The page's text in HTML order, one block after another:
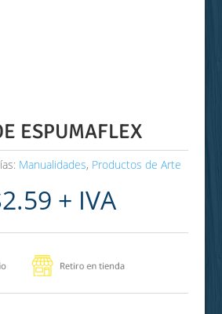
ESPUMAFLEX
Manualidades, Productos de Arte
2.59Rango
de
precios:
desde
$0.31
hasta
+ IVA